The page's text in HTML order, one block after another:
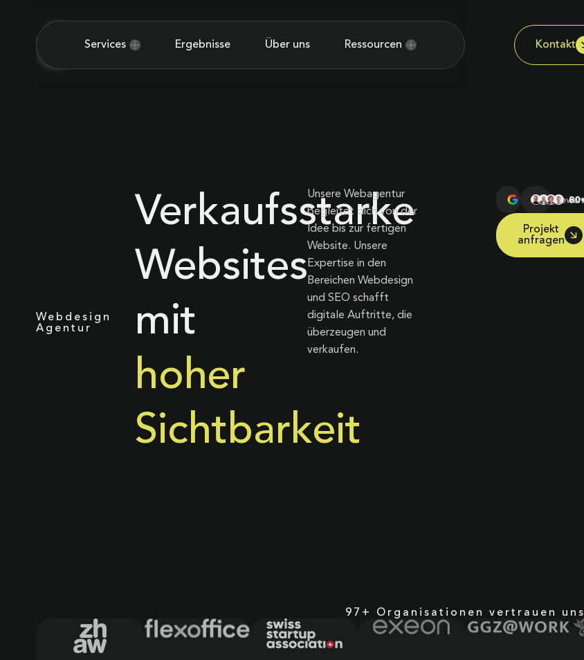
Services Ergebnisse Über uns Ressourcen Kontakt
Webdesign
Agentur
Verkaufsstarke
Websites
mit
hoher
Sichtbarkeit
Unsere Webagentur
begleitet dich von der
Idee bis zur fertigen
Website. Unsere
Expertise in den
Bereichen Webdesign
und SEO schafft
digitale Auftritte, die
überzeugen und
verkaufen.
Projekt
anfragen
97+ Organisationen vertrauen uns